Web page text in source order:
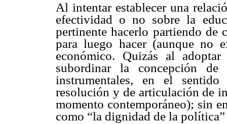
Al intentar establecer una
efectividad o no sobre la
pertinente hacerlo partiendo de
para luego hacer (aunque no
económico. Quizás al
subordinar la concepción
instrumentales, en el
resolución y de articulación de
momento contemporáneo); sin
como “la dignidad de la política”